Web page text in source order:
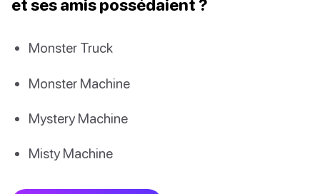
et ses amis possédaient ?
Monster Truck
Monster Machine
Mystery Machine
Misty Machine